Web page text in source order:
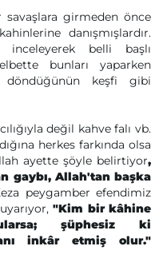
girmeden önce
danışmışlardır.
belli başlı
bunları yaparken
döndüğünün keşfi gibi
değil kahve falı vb.
herkes farkında olsa
ayette şöyle belirtiyor,
gaybı, Allah'tan başka
peygamber efendimiz
"Kim bir kâhine
şüphesiz ki
inkâr etmiş olur."